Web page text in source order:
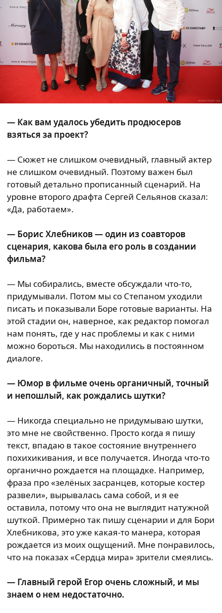
— Как вам удалось убедить продюсеров
взяться за проект?
— Сюжет не слишком очевидный, главный актер
не слишком очевидный. Поэтому важен был
готовый детально прописанный сценарий. На
уровне второго драфта Сергей Сельянов сказал:
«Да, работаем».
— Борис Хлебников — один из соавторов
сценария, какова была его роль в создании
фильма?
— Мы собирались, вместе обсуждали что-то,
придумывали. Потом мы со Степаном уходили
писать и показывали Боре готовые варианты. На
этой стадии он, наверное, как редактор помогал
нам понять, где у нас проблемы и как с ними
можно бороться. Мы находились в постоянном
диалоге.
— Юмор в фильме очень органичный, точный
и непошлый, как рождались шутки?
— Никогда специально не придумываю шутки,
это мне не свойственно. Просто когда я пишу
текст, впадаю в такое состояние внутреннего
похихикивания, и все получается. Иногда что-то
органично рождается на площадке. Например,
фраза про «зелёных засранцев, которые костер
развели», вырывалась сама собой, и я ее
оставила, потому что она не выглядит натужной
шуткой. Примерно так пишу сценарии и для Бори
Хлебникова, это уже какая-то манера, которая
рождается из моих ощущений. Мне понравилось,
что на показах «Сердца мира» зрители смеялись.
— Главный герой Егор очень сложный, и мы
знаем о нем недостаточно.